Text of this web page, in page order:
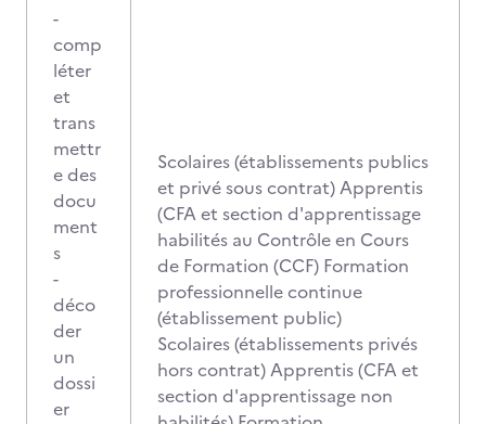
-
comp
léter
et
trans
mettr
e des
docu
ment
s
-
déco
der
un
dossi
er
Scolaires (établissements publics
et privé sous contrat) Apprentis
(CFA et section d'apprentissage
habilités au Contrôle en Cours
de Formation (CCF) Formation
professionnelle continue
(établissement public)
Scolaires (établissements privés
hors contrat) Apprentis (CFA et
section d'apprentissage non